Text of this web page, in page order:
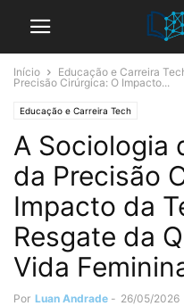
Início Educação e Carreira
Precisão Cirúrgica: O Impacto...
Educação e Carreira Tech
A Sociologia
da Precisão
Impacto da
Resgate da
Vida
Por Luan Andrade - 26/05/2026